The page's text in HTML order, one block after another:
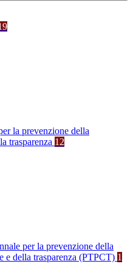
la prevenzione della
trasparenza 12
per la prevenzione della
e della trasparenza (PTPCT) 1